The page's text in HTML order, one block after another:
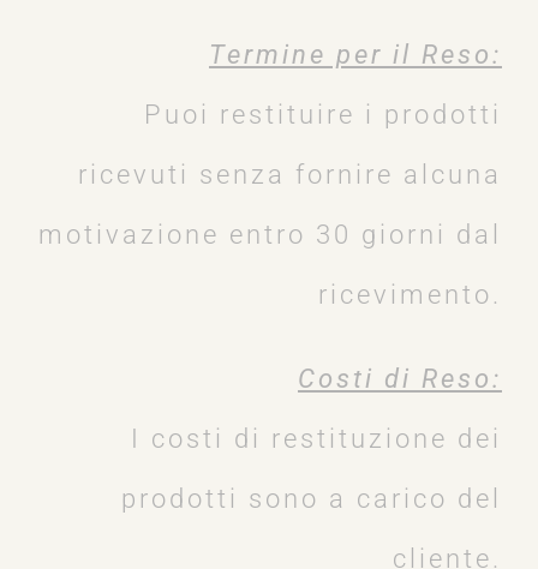
Termine per il Reso:
Puoi restituire i prodotti
ricevuti senza fornire alcuna
motivazione entro 30 giorni dal
ricevimento.
Costi di Reso:
I costi di restituzione dei
prodotti sono a carico del
cliente.